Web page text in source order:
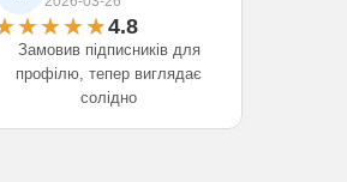
4.8
Замовив підписників для
профілю, тепер виглядає
солідно